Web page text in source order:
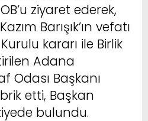
ziyaret ederek,
Barışık’ın vefatı
kararı ile Birlik
Adana
Odası Başkanı
etti, Başkan
bulundu.